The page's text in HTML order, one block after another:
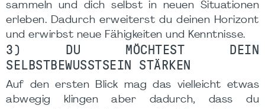
sammeln und dich selbst in neuen Situationen
erleben. Dadurch erweiterst du deinen Horizont
und erwirbst neue Fähigkeiten und Kenntnisse.
3) DU MÖCHTEST DEIN
SELBSTBEWUSSTSEIN STÄRKEN
Auf den ersten Blick mag das vielleicht etwas
abwegig klingen aber dadurch, dass du